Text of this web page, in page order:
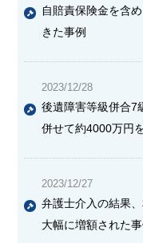
自賠責保険金を含
きた事例
2023/12/28
後遺障害等級併合7
併せて約4000万円
2023/12/27
弁護士介入の結果
大幅に増額された事